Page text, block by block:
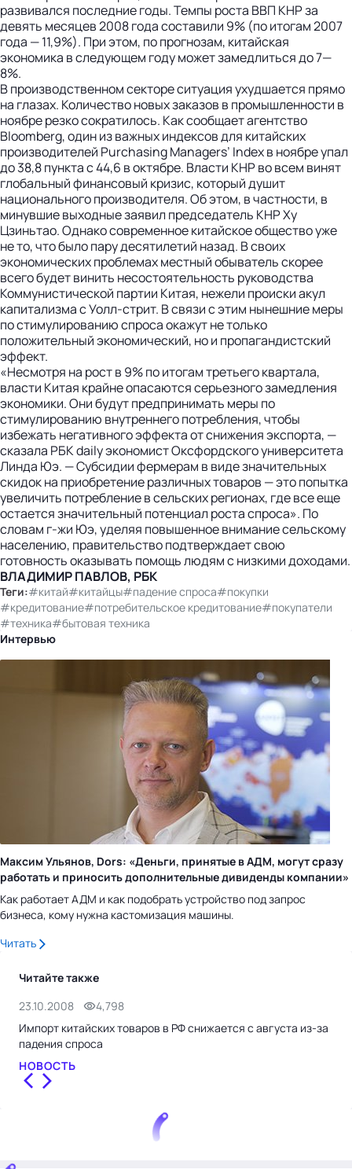
развивался последние годы. Темпы роста ВВП КНР за
девять месяцев 2008 года составили 9% (по итогам 2007
года — 11,9%). При этом, по прогнозам, китайская
экономика в следующем году может замедлиться до 7—
8%.
В производственном секторе ситуация ухудшается прямо
на глазах. Количество новых заказов в промышленности в
ноябре резко сократилось. Как сообщает агентство
Bloomberg, один из важных индексов для китайских
производителей Purchasing Managers’ Index в ноябре упал
до 38,8 пункта с 44,6 в октябре. Власти КНР во всем винят
глобальный финансовый кризис, который душит
национального производителя. Об этом, в частности, в
минувшие выходные заявил председатель КНР Ху
Цзиньтао. Однако современное китайское общество уже
не то, что было пару десятилетий назад. В своих
экономических проблемах местный обыватель скорее
всего будет винить несостоятельность руководства
Коммунистической партии Китая, нежели происки акул
капитализма с Уолл-стрит. В связи с этим нынешние меры
по стимулированию спроса окажут не только
положительный экономический, но и пропагандистский
эффект.
«Несмотря на рост в 9% по итогам третьего квартала,
власти Китая крайне опасаются серьезного замедления
экономики. Они будут предпринимать меры по
стимулированию внутреннего потребления, чтобы
избежать негативного эффекта от снижения экспорта, —
сказала РБК daily экономист Окс­фордского университета
Линда Юэ. — Субсидии фермерам в виде значительных
скидок на приобретение различных товаров — это попытка
увеличить потребление в сельских регионах, где все еще
остается значительный потенциал роста спроса». По
словам г-жи Юэ, уделяя повышенное внимание сельскому
населению, правительство подтверждает свою
готовность оказывать помощь людям с низкими доходами.
ВЛАДИМИР ПАВЛОВ, РБК
Теги:#китай#китайцы#падение спроса#покупки
#кредитование#потребительское кредитование#покупатели
#техника#бытовая техника
Интервью
Максим Ульянов, Dors: «Деньги, принятые в АДМ, могут сразу
работать и приносить дополнительные дивиденды компании»
Как работает АДМ и как подобрать устройство под запрос
бизнеса, кому нужна кастомизация машины.
Читать
Читайте также
23.10.2008
4,798
Импорт китайских товаров в РФ снижается с августа из-за
падения спроса
НОВОСТЬ